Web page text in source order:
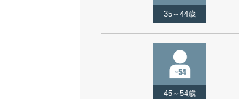
35～44歳
45～54歳